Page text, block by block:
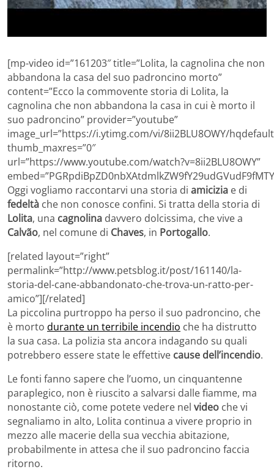
[mp-video id=”161203″ title=”Lolita, la cagnolina che non
abbandona la casa del suo padroncino morto”
content=”Ecco la commovente storia di Lolita, la
cagnolina che non abbandona la casa in cui è morto il
suo padroncino” provider=”youtube”
image_url=”https://i.ytimg.com/vi/8ii2BLU8OWY/
thumb_maxres=”0″
url=”https://www.youtube.com/watch?v=8ii2BLU8OWY”
Oggi vogliamo raccontarvi una storia di amicizia e di
fedeltà che non conosce confini. Si tratta della storia di
Lolita, una cagnolina davvero dolcissima, che vive a
Calvão, nel comune di Chaves, in Portogallo.
[related layout=”right”
permalink=”http://www.petsblog.it/post/161140/la-
storia-del-cane-abbandonato-che-trova-un-ratto-per-
amico”][/related]
La piccolina purtroppo ha perso il suo padroncino, che
è morto durante un terribile incendio che ha distrutto
la sua casa. La polizia sta ancora indagando su quali
potrebbero essere state le effettive cause dell’incendio.
Le fonti fanno sapere che l’uomo, un cinquantenne
paraplegico, non è riuscito a salvarsi dalle fiamme, ma
nonostante ciò, come potete vedere nel video che vi
segnaliamo in alto, Lolita continua a vivere proprio in
mezzo alle macerie della sua vecchia abitazione,
probabilmente in attesa che il suo padroncino faccia
ritorno.